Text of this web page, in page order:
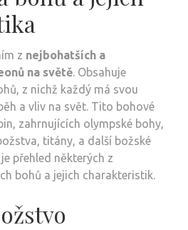
z nejbohatších a
na světě. Obsahuje
z nichž každý má svou
a vliv na svět. Tito bohové
zahrnujících olympské bohy,
titány, a další božské
přehled některých z
bohů a jejich charakteristik.